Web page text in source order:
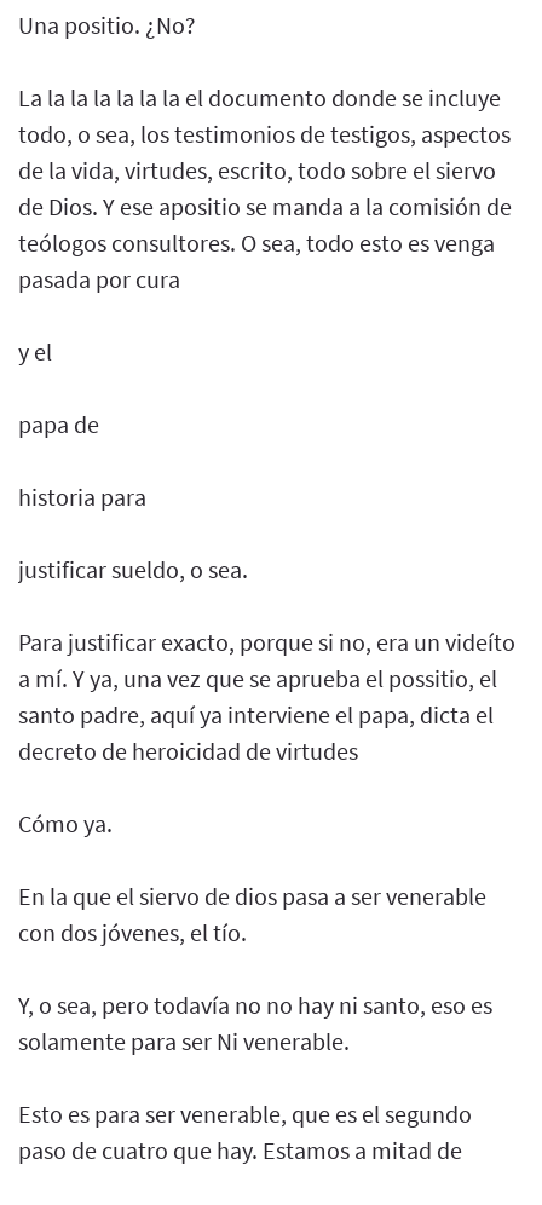
Una positio. ¿No?
La la la la la la la el documento donde se incluye
todo, o sea, los testimonios de testigos, aspectos
de la vida, virtudes, escrito, todo sobre el siervo
de Dios. Y ese apositio se manda a la comisión de
teólogos consultores. O sea, todo esto es venga
pasada por cura
y el
papa de
historia para
justificar sueldo, o sea.
Para justificar exacto, porque si no, era un videíto
a mí. Y ya, una vez que se aprueba el possitio, el
santo padre, aquí ya interviene el papa, dicta el
decreto de heroicidad de virtudes
Cómo ya.
En la que el siervo de dios pasa a ser venerable
con dos jóvenes, el tío.
Y, o sea, pero todavía no no hay ni santo, eso es
solamente para ser Ni venerable.
Esto es para ser venerable, que es el segundo
paso de cuatro que hay. Estamos a mitad de